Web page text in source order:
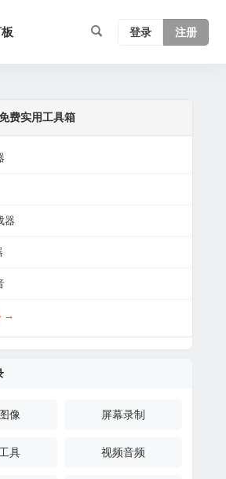
登录 注册
费实用工具箱
器
→
像 屏幕录制
具 视频音频